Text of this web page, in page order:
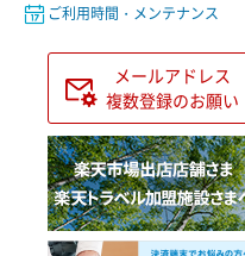
ご利用時間・メンテナンス
メールアドレス
複数登録のお願い